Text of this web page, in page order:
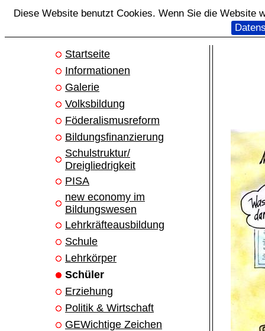
Diese Website benutzt Cookies. Wenn Sie die Website
Startseite
Informationen
Galerie
Volksbildung
Föderalismusreform
Bildungsfinanzierung
Schulstruktur/
Dreigliedrigkeit
PISA
new economy im
Bildungswesen
Lehrkräfteausbildung
Schule
Lehrkörper
Schüler
Erziehung
Politik & Wirtschaft
GEWichtige Zeichen